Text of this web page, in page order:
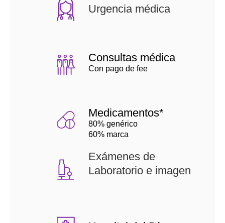
Urgencia médica
Consultas médica
Con pago de fee
Medicamentos*
80% genérico
60% marca
Exámenes de
Laboratorio e imagen